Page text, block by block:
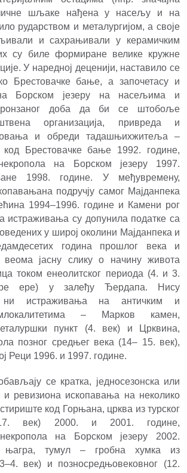
шљаке нађена у насељу и на
рударством и металургијом, а своје
и сахрањивали у керамичким
су биле формиране велике кружне
У наредној деценији, наставило се
Брестовачке бање, а започетасу и
Борском језеру на насељима и
доба да би се штобоље
организација, привреда и
и обреди тадашњихжитеља –
код Брестовачке бање 1992. године,
некропола на Борском језеру 1997.
1998. године. У међувремену,
подручју самог Мајданпека
1994–1996. године и Камени рог
истраживања су допунила податке са
у широј околини Мајданпека и
година прошлог века и
веома јасну слику о начину живота
током енеолитског периода (4. и 3.
ере) у залеђу Ђердапа. Нису
ни истраживања на античким и
– Марков камен,
пункт (4. век) и Црквина,
позног средњег века (14– 15. век),
Реци 1996. и 1997. године.
се кратка, једносезонска или
и ревизиона ископавања на неколико
код Горњана, црква из турског
век) 2000. и 2001. године,
некропола на Борском језеру 2002.
њагра, тумул – гробна хумка из
век) и позносредњовековног (12.